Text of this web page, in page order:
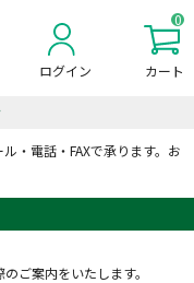
ログイン
0
カート
・電話・FAXで承ります。お
ご案内をいたします。